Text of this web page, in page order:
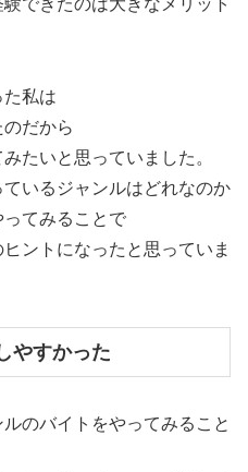
できたのは大きなメリット
私は
だから
たいと思っていました。
いるジャンルはどれなのか
てみることで
ントになったと思っていま
やすかった
のバイトをやってみること